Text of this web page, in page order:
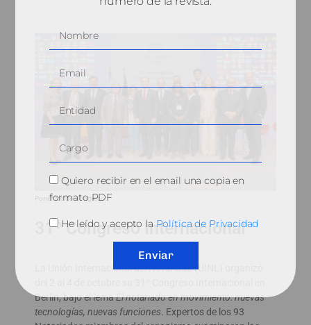
Ponentes del congreso.
31º Congreso Internacional
La Unión Internacional del Notariado (UINL) organizó
Berlín, bajo el lemaEl notariado en movimiento: nuevas
tecnologías, nuevas funciones. Expertos de los 93
Quiero recibir en el email una copia en
formato PDF
He leído y acepto la Política de Privacidad
Enviar